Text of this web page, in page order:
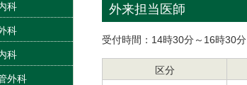
外来担当医師
受付時間：14時30分～16時30分
区分
科
科
科
外科